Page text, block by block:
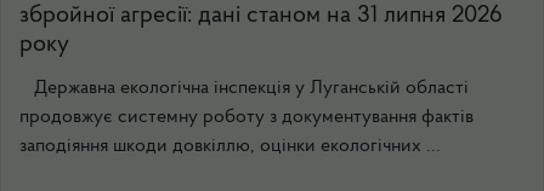
збройної агресії: дані станом на 31 липня 2026
року
Державна екологічна інспекція у Луганській області
продовжує системну роботу з документування фактів
заподіяння шкоди довкіллю, оцінки екологічних ...